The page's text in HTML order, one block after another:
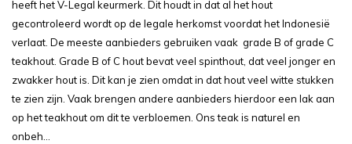
heeft het V-Legal keurmerk. Dit houdt in dat al het hout
gecontroleerd wordt op de legale herkomst voordat het Indonesië
verlaat. De meeste aanbieders gebruiken vaak grade B of grade C
teakhout. Grade B of C hout bevat veel spinthout, dat veel jonger en
zwakker hout is. Dit kan je zien omdat in dat hout veel witte stukken
te zien zijn. Vaak brengen andere aanbieders hierdoor een lak aan
op het teakhout om dit te verbloemen. Ons teak is naturel en
onbeh...